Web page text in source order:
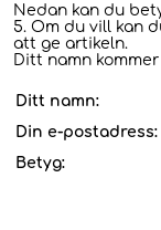
Nedan kan du
5. Om du vill kan
att ge artikeln.
Ditt namn
Ditt namn:
Din e-postadress:
Betyg: